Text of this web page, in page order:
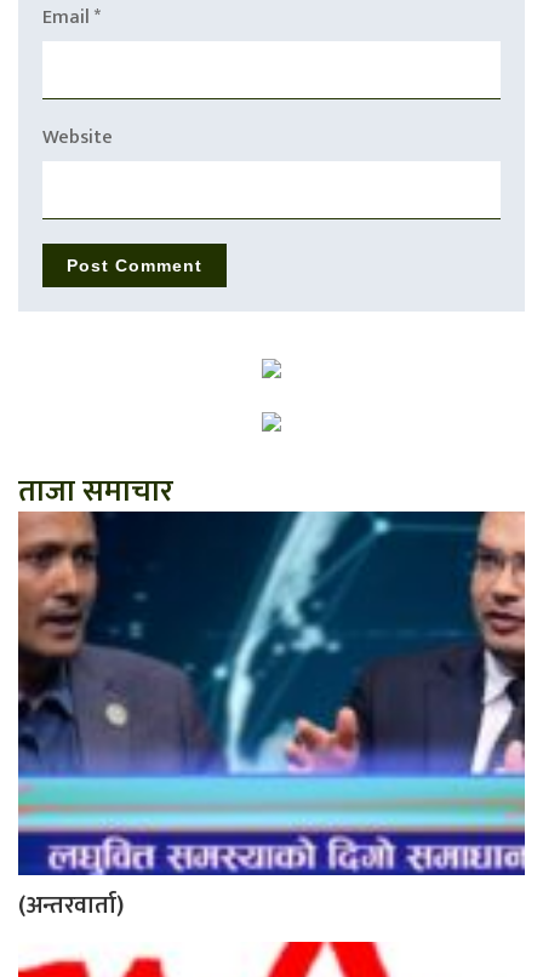
Email*
Website
ताजा समाचार
(अन्तरवार्ता)